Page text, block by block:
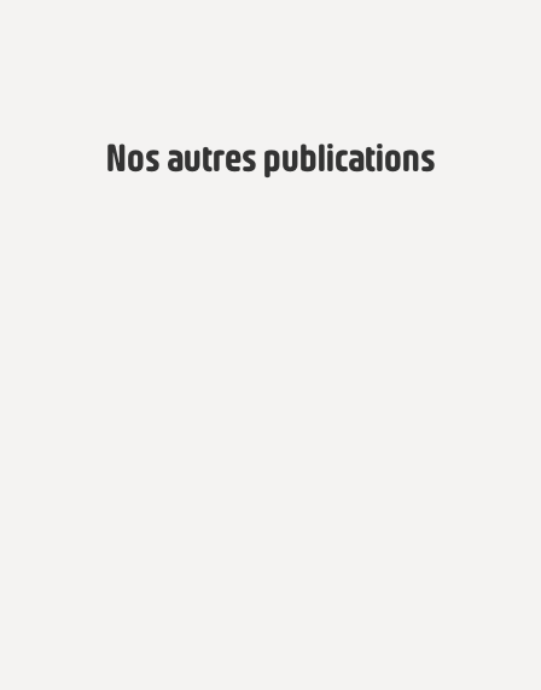
Nos autres publications